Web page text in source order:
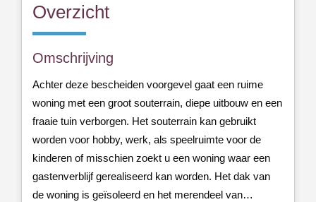
Overzicht
Omschrijving
Achter deze bescheiden voorgevel gaat een ruime
woning met een groot souterrain, diepe uitbouw en een
fraaie tuin verborgen. Het souterrain kan gebruikt
worden voor hobby, werk, als speelruimte voor de
kinderen of misschien zoekt u een woning waar een
gastenverblijf gerealiseerd kan worden. Het dak van
de woning is geïsoleerd en het merendeel van…